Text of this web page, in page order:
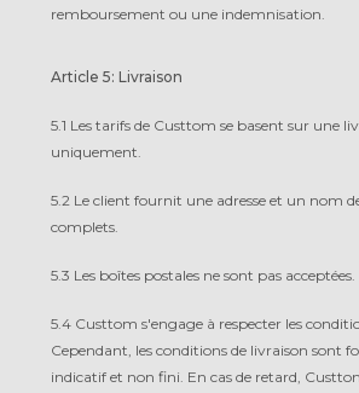
remboursement ou une indemnisation.
Article 5: Livraison
5.1 Les tarifs de Custtom se basent sur une
uniquement.
5.2 Le client fournit une adresse et un nom
complets.
5.3 Les boîtes postales ne sont pas acceptées.
5.4 Custtom s'engage à respecter les
Cependant, les conditions de livraison sont
indicatif et non fini. En cas de retard,